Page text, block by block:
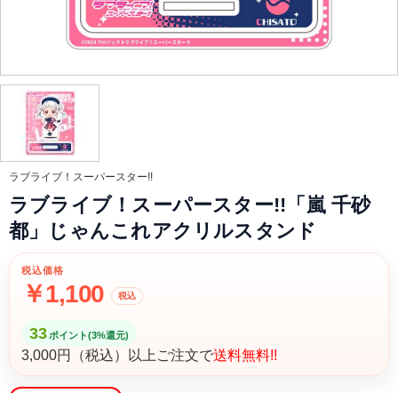
ラブライブ！スーパースター!!
ラブライブ！スーパースター!!「嵐 千砂
都」じゃんこれアクリルスタンド
税込価格
￥1,100 税込
33 ポイント(3%還元)
3,000円（税込）以上ご注文で送料無料!!